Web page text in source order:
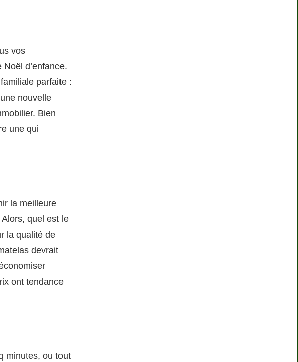
vos
d’enfance.
parfaite :
nouvelle
Bien
une qui
la meilleure
quel est le
la qualité de
devrait
ont tendance
minutes, ou tout